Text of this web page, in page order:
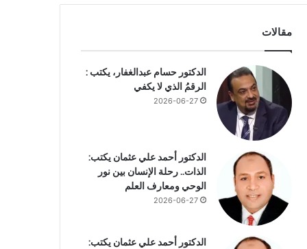
مقالات
الدكتور حسام عبدالغفار، يكتب :
الرقمُ الذي لا يكفي
2026-06-27
الدكتور أحمد علي عثمان يكتب:
الذات.. رحلة الإنسان بين نور
الوحي ومعارف العلم
2026-06-27
الدكتور أحمد علي عثمان يكتب: